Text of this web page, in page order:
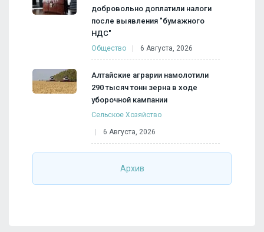
добровольно доплатили налоги
после выявления "бумажного
НДС"
Общество 6 Августа, 2026
Алтайские аграрии намолотили
290 тысяч тонн зерна в ходе
уборочной кампании
Сельское Хозяйство
6 Августа, 2026
Архив